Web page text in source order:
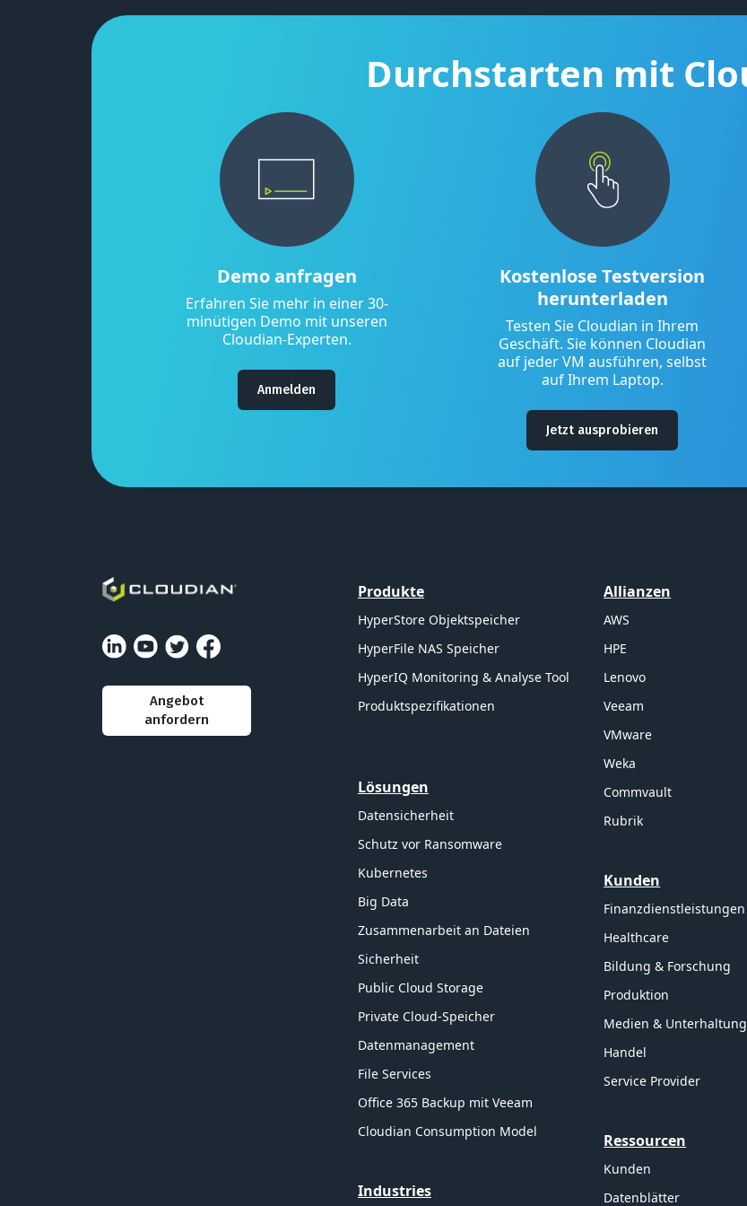
Durchstarten mit
Demo anfragen
Erfahren Sie mehr in einer 30-
minütigen Demo mit unseren
Cloudian-Experten.
Anmelden
Kostenlose Testversion
herunterladen
Testen Sie Cloudian in Ihrem
Geschäft. Sie können Cloudian
auf jeder VM ausführen, selbst
auf Ihrem Laptop.
Jetzt ausprobieren
Angebot
anfordern
Produkte
HyperStore Objektspeicher
HyperFile NAS Speicher
HyperIQ Monitoring & Analyse Tool
Produktspezifikationen
Lösungen
Datensicherheit
Schutz vor Ransomware
Kubernetes
Big Data
Zusammenarbeit an Dateien
Sicherheit
Public Cloud Storage
Private Cloud-Speicher
Datenmanagement
File Services
Office 365 Backup mit Veeam
Cloudian Consumption Model
Industries
Allianzen
AWS
HPE
Lenovo
Veeam
VMware
Weka
Commvault
Rubrik
Kunden
Finanzdienstleistungen
Healthcare
Bildung & Forschung
Produktion
Medien & Unterhaltung
Handel
Service Provider
Ressourcen
Kunden
Datenblätter